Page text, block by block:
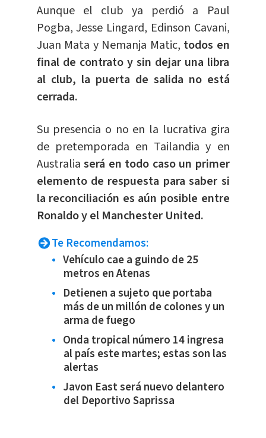
Aunque el club ya perdió a Paul
Pogba, Jesse Lingard, Edinson Cavani,
Juan Mata y Nemanja Matic, todos en
final de contrato y sin dejar una libra
al club, la puerta de salida no está
cerrada.
Su presencia o no en la lucrativa gira
de pretemporada en Tailandia y en
Australia será en todo caso un primer
elemento de respuesta para saber si
la reconciliación es aún posible entre
Ronaldo y el Manchester United.
Te Recomendamos:
Vehículo cae a guindo de 25
metros en Atenas
Detienen a sujeto que portaba
más de un millón de colones y un
arma de fuego
Onda tropical número 14 ingresa
al país este martes; estas son las
alertas
Javon East será nuevo delantero
del Deportivo Saprissa